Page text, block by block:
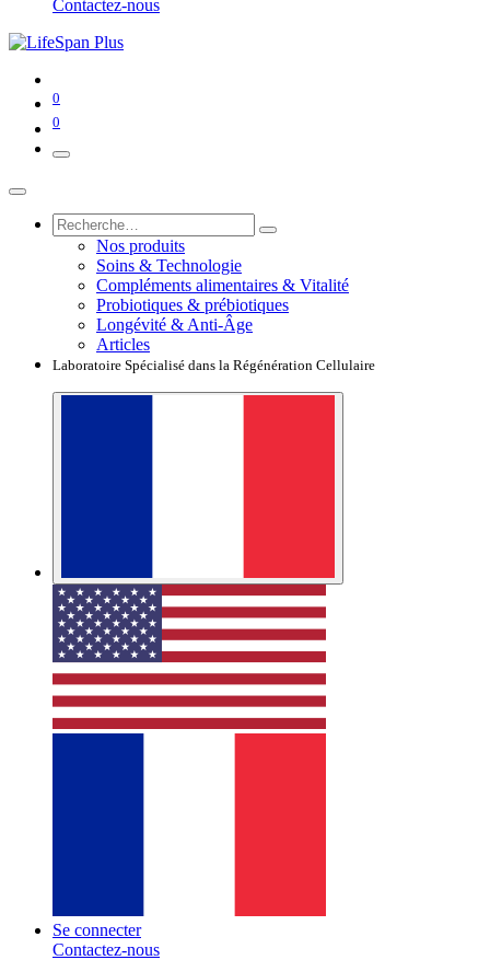
Contactez-nous
0
0
Nos produits
Soins & Technologie
Compléments alimentaires & Vitalité
Probiotiques & prébiotiques
Longévité & Anti-Âge
Articles
Laboratoire Spécialisé dans la Régénération Cellulaire
Se connecter
Contactez-nous